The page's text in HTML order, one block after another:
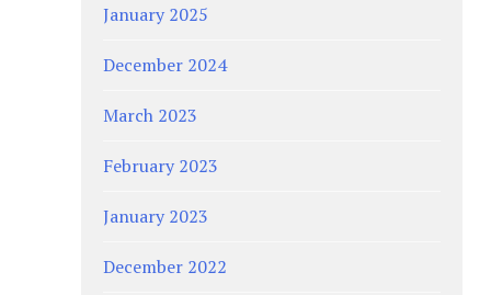
January 2025
December 2024
March 2023
February 2023
January 2023
December 2022